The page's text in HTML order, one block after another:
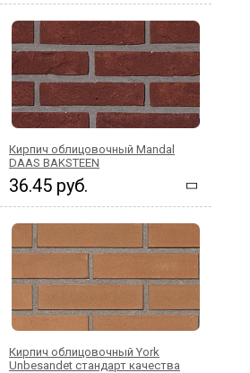
Кирпич облицовочный Mandal
DAAS BAKSTEEN
36.45 руб.
Кирпич облицовочный York
Unbesandet стандарт качества